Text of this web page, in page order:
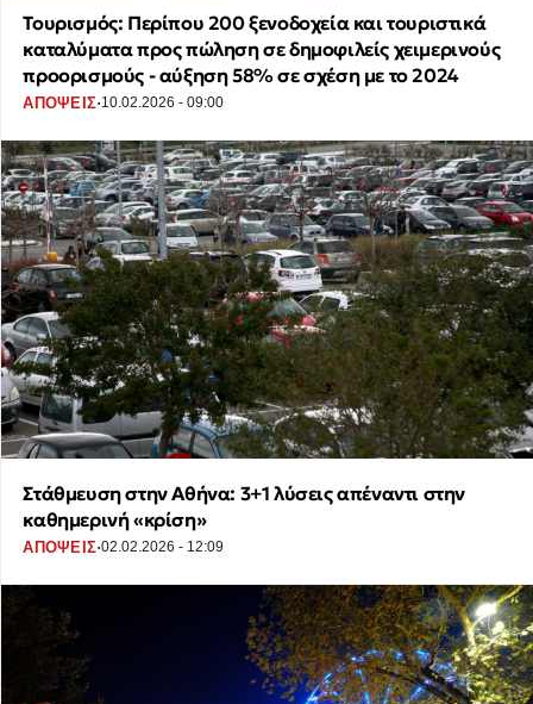
Τουρισμός: Περίπου 200 ξενοδοχεία και τουριστικά
καταλύματα προς πώληση σε δημοφιλείς χειμερινούς
προορισμούς - αύξηση 58% σε σχέση με το 2024
ΑΠΟΨΕΙΣ·10.02.2026 - 09:00
Στάθμευση στην Αθήνα: 3+1 λύσεις απέναντι στην
καθημερινή «κρίση»
ΑΠΟΨΕΙΣ·02.02.2026 - 12:09